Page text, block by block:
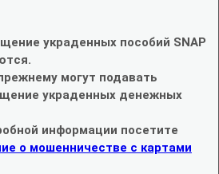
украденных пособий SNAP
могут подавать
украденных денежных
информации посетите
о мошенничестве с картами